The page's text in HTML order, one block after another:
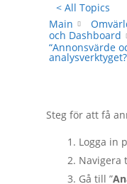
< All Topics
Main
och Dashboard
“Annonsvärde
analysverktyget?
Steg för att få
Logga in
Navigera
Gå till ”